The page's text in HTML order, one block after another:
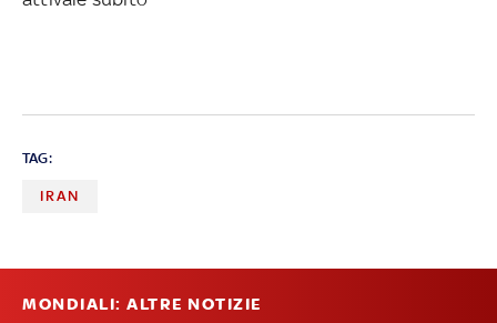
TAG:
IRAN
MONDIALI: ALTRE NOTIZIE